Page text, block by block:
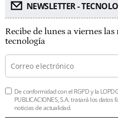
NEWSLETTER -
Recibe de lunes a viernes
tecnología
De conformidad con el RGPD y la
PUBLICACIONES, S.A. tratará los
noticias de actualidad.